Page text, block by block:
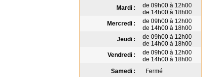
Mardi :
de 09h00 à 12h00
de 14h00 à 18h00
Mercredi :
de 09h00 à 12h00
de 14h00 à 18h00
Jeudi :
de 09h00 à 12h00
de 14h00 à 18h00
Vendredi :
de 09h00 à 12h00
de 14h00 à 18h00
Samedi :
Fermé